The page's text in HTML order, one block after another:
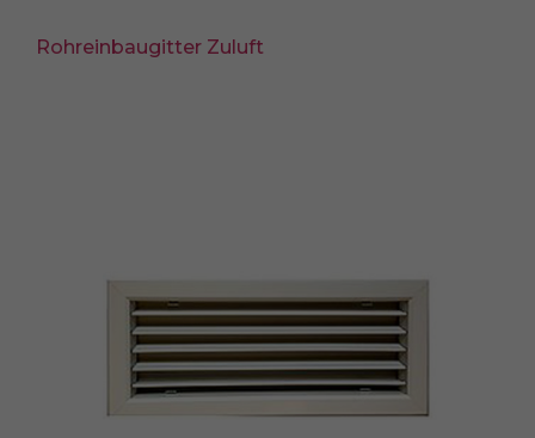
Rohreinbaugitter Zuluft